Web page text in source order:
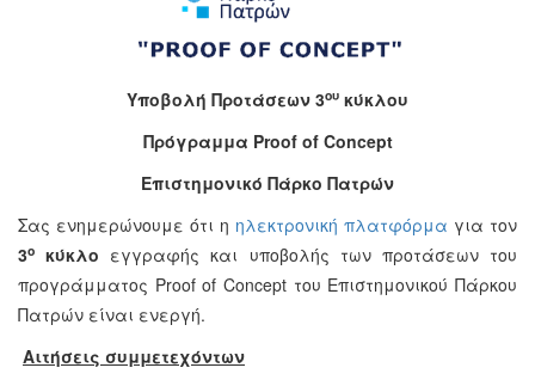
Υποβολή Προτάσεων 3ου κύκλου
Πρόγραμμα Proof of Concept
Επιστημονικό Πάρκο Πατρών
Σας ενημερώνουμε ότι η ηλεκτρονική πλατφόρμα για τον
3ο κύκλο εγγραφής και υποβολής των προτάσεων του
προγράμματος Proof of Concept του Επιστημονικού Πάρκου
Πατρών είναι ενεργή.
Αιτήσεις συμμετεχόντων